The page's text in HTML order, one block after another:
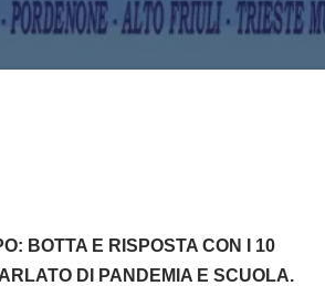
BOTTA E RISPOSTA CON I 10
DI PANDEMIA E SCUOLA.